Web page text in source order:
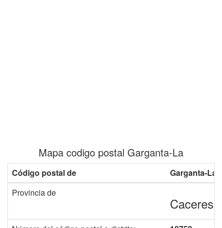
Mapa codigo postal Garganta-La
Código postal de
Garganta-La
Provincia de
Caceres